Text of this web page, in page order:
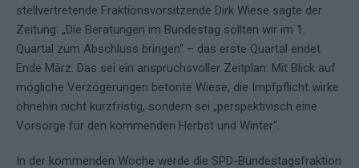
stellvertretende Fraktionsvorsitzende Dirk Wiese sagte der
Zeitung: „Die Beratungen im Bundestag sollten wir im 1.
Quartal zum Abschluss bringen“ – das erste Quartal endet
Ende März. Das sei ein anspruchsvoller Zeitplan. Mit Blick auf
mögliche Verzögerungen betonte Wiese, die Impfpflicht wirke
ohnehin nicht kurzfristig, sondern sei „perspektivisch eine
Vorsorge für den kommenden Herbst und Winter“.
In der kommenden Woche werde die SPD-Bundestagsfraktion